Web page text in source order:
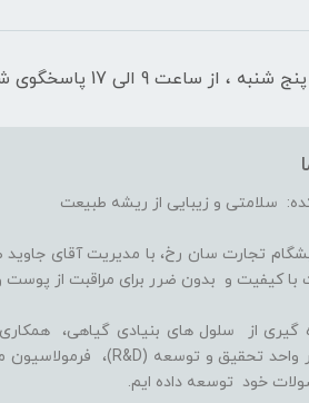
، از ساعت 9 الی 17 پاسخگوی شما هستیم
سلامتی و زیبایی از ریشه طبیعت
تجارت سان رخ، با مدیریت آقای
با کیفیت و بدون ضرر برای مراقبت از پوست
خود توسعه داده ایم.